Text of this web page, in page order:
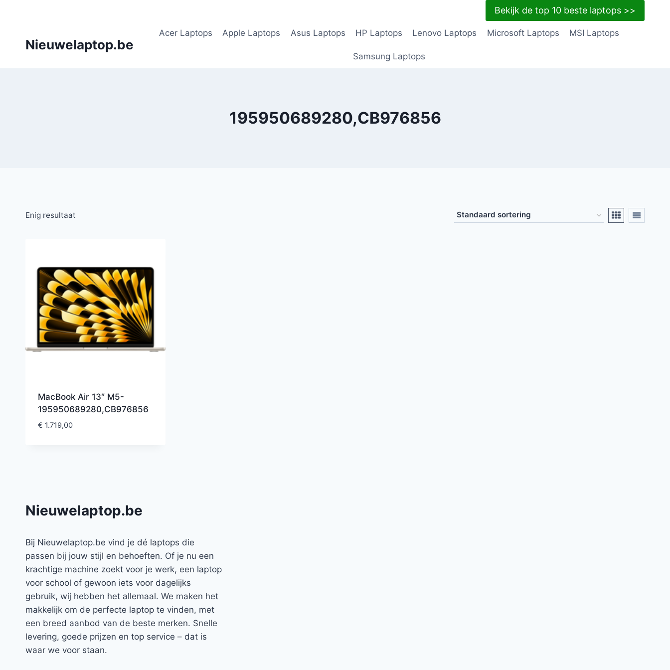
Bekijk de top 10 beste laptops >>
Nieuwelaptop.be
Acer Laptops Apple Laptops Asus Laptops HP Laptops Lenovo Laptops Microsoft Laptops MSI Laptops
Samsung Laptops
195950689280,CB976856
Enig resultaat
MacBook Air 13″ M5-
195950689280,CB976856
€ 1.719,00
Nieuwelaptop.be
Bij Nieuwelaptop.be vind je dé laptops die
passen bij jouw stijl en behoeften. Of je nu een
krachtige machine zoekt voor je werk, een laptop
voor school of gewoon iets voor dagelijks
gebruik, wij hebben het allemaal. We maken het
makkelijk om de perfecte laptop te vinden, met
een breed aanbod van de beste merken. Snelle
levering, goede prijzen en top service – dat is
waar we voor staan.